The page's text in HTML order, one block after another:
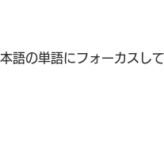
語の単語にフォーカスし